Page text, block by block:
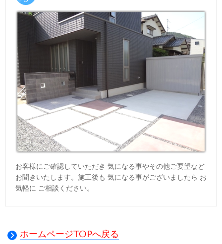
お客様にご確認していただき 気になる事やその他ご要望など
お聞きいたします。施工後も 気になる事がございましたら お
気軽に ご相談ください。
ホームページTOPへ戻る